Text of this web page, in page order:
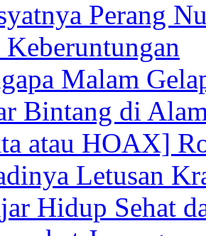
Perang
Keberuntungan
Malam
Bintang di
atau HOAX]
Letusan
Hidup Sehat